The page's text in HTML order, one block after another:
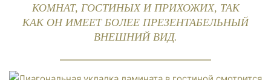
КОМНАТ, ГОСТИНЫХ И ПРИХОЖИХ, ТАК
КАК ОН ИМЕЕТ БОЛЕЕ ПРЕЗЕНТАБЕЛЬНЫЙ
ВНЕШНИЙ ВИД.